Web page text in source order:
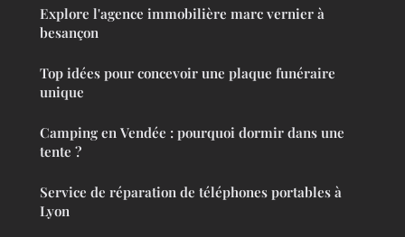
Explore l'agence immobilière marc vernier à
besançon
Top idées pour concevoir une plaque funéraire
unique
Camping en Vendée : pourquoi dormir dans une
tente ?
Service de réparation de téléphones portables à
Lyon